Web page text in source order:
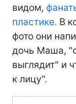
видом,
пластике. В
фото они
дочь Маша,
выглядит" и
к лицу".